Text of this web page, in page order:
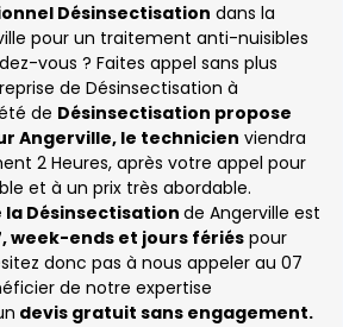
Désinsectisation dans la
pour un traitement anti-nuisibles
vous ? Faites appel sans plus
de Désinsectisation à
de Désinsectisation propose
Angerville, le technicien viendra
2 Heures, après votre appel pour
et à un prix très abordable.
Désinsectisationde Angerville est
week-ends et jours fériés pour
donc pas à nous appeler au 07
de notre expertise
devis gratuit sans engagement.